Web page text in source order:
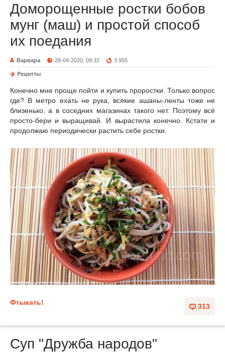
Доморощенные ростки бобов
мунг (маш) и простой способ
их поедания
Варвара 28-04-2020, 09:32 3 955
Рецепты
Конечно мне проще пойти и купить проростки. Только вопрос
где? В метро ехать не рука, всякие ашаны-ленты тоже не
близенько, а в соседних магазинах такого нет. Поэтому всё
просто-бери и выращивай. И вырастила конечно. Кстати и
продолжаю периодически растить себе ростки.
313
Фтыкать!
Суп "Дружба народов"